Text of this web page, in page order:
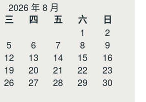
2026 年 8 月
三 四 五 六
日
1
2
5 6 7 8
9
12 13 14 15
16
19 20 21 22
23
26 27 28 29
30